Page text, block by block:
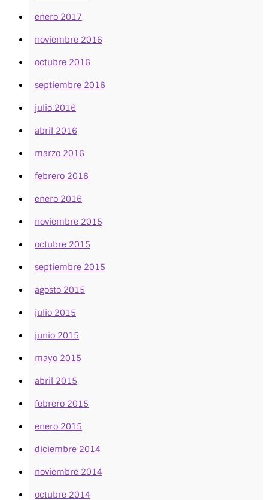
enero 2017
noviembre 2016
octubre 2016
septiembre 2016
julio 2016
abril 2016
marzo 2016
febrero 2016
enero 2016
noviembre 2015
octubre 2015
septiembre 2015
agosto 2015
julio 2015
junio 2015
mayo 2015
abril 2015
febrero 2015
enero 2015
diciembre 2014
noviembre 2014
octubre 2014